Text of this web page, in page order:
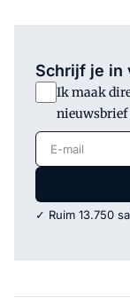
Schrijf je in
Ik maak
nieuwsbrief
E-mail
✓ Ruim 13.750